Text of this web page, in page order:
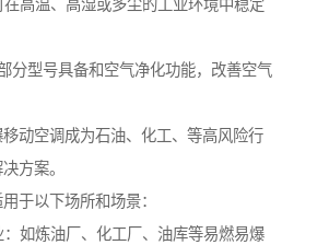
高温、高湿或多尘的工业环境中稳定
分型号具备和空气净化功能，改善空气
动空调成为石油、化工、等高风险行
方案。
于以下场所和场景：
：如炼油厂、化工厂、油库等易燃易爆